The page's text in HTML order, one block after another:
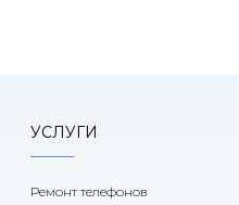
УСЛУГИ
Ремонт телефонов